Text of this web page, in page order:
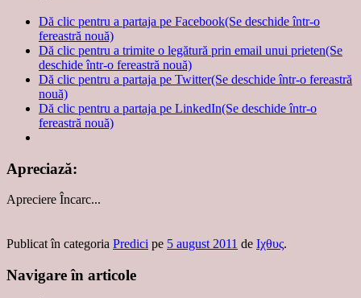
Dă clic pentru a partaja pe Facebook(Se deschide într-o
fereastră nouă)
Dă clic pentru a trimite o legătură prin email unui prieten(Se
deschide într-o fereastră nouă)
Dă clic pentru a partaja pe Twitter(Se deschide într-o fereastră
nouă)
Dă clic pentru a partaja pe LinkedIn(Se deschide într-o
fereastră nouă)
Apreciază:
Apreciere Încarc...
Publicat în categoria Predici pe 5 august 2011 de Ιχθυς.
Navigare în articole